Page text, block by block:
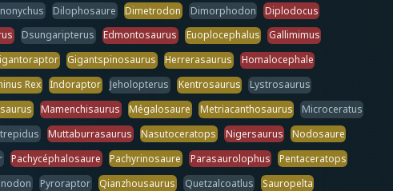
Dilophosaure Dimetrodon Dimorphodon
Diplodocus
Dsungaripterus Edmontosaurus Euoplocephalus
Gallimimus
Gigantspinosaurus Herrerasaurus
Homalocephale
Rex Indoraptor Jeholopterus Kentrosaurus
Lystrosaurus
Mamenchisaurus Mégalosaure Metriacanthosaurus
Microceratus
Muttaburrasaurus Nasutoceratops Nigersaurus
Nodosaure
Pachycéphalosaure Pachyrinosaure Parasaurolophus
Pentaceratops
Pyroraptor Qianzhousaurus Quetzalcoatlus
Sauropelta